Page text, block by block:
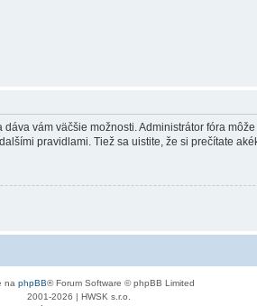
vám väčšie možnosti. Administrátor fóra
pravidlami. Tiež sa uistite, že si prečítate
na phpBB® Forum Software © phpBB Limited
2001-2026 | HWSK s.r.o.